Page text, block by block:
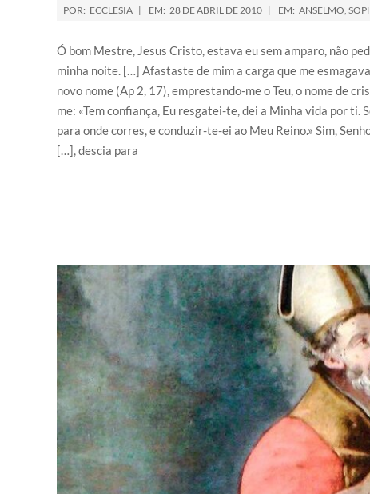
POR: ECCLESIA EM: 28 DE ABRIL DE 2010 EM: ANSELMO
Ó bom Mestre, Jesus Cristo, estava eu sem amparo, não
minha noite. […] Afastaste de mim a carga que me
novo nome (Ap 2, 17), emprestando-me o Teu, o nome de
me: «Tem confiança, Eu resgatei-te, dei a Minha vida por ti.
para onde corres, e conduzir-te-ei ao Meu Reino.» Sim,
[…], descia para